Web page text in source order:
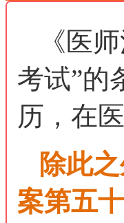
《医
考试”的
历，在
除此
案第五